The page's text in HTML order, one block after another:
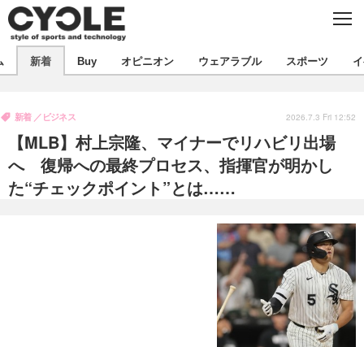
C
E
製品/用品
飲食
バックナンバー
コラム
インプレ
ボイス
デバイス
ビジネス
国内
海外
スポーツ
短信
写真
イベント
スポーツ
文化
出版／映画
ファッション
写真
政治
新着 Buy オピニオン ウェアラブル スポーツ
【MLB】村上宗隆、マイナーでリハビリ出場
へ 復帰への最終プロセス、指揮官が明かし
た“チェックポイント”とは……
新着 ビジネス 2026.7.3 Fri 12:52